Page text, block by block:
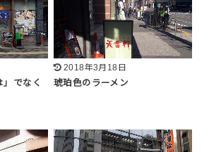
」でなく
2018年3月18日
琥珀色のラーメン